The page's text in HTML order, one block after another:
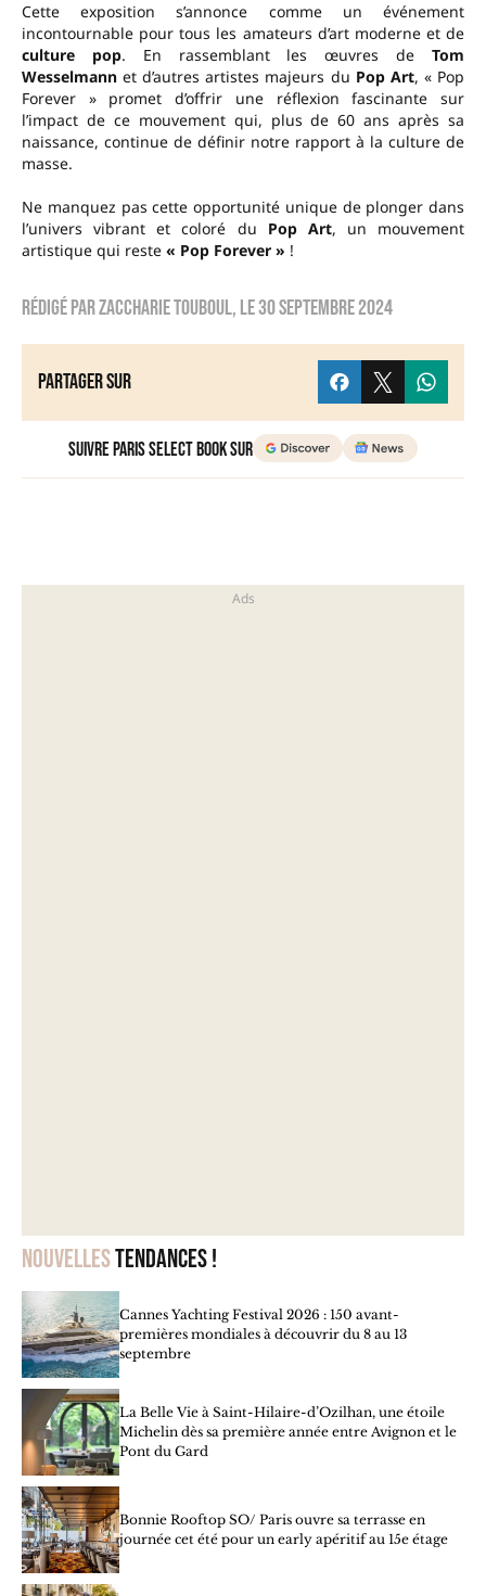
Nouvellestendances !
Cannes Yachting Festival 2026 : 150 avant-
premières mondiales à découvrir du 8 au 13
septembre
La Belle Vie à Saint-Hilaire-d’Ozilhan, une étoile
Michelin dès sa première année entre Avignon et le
Pont du Gard
Bonnie Rooftop SO/ Paris ouvre sa terrasse en
journée cet été pour un early apéritif au 15e étage
Cette exposition s’annonce comme un événement
incontournable pour tous les amateurs d’art moderne et de
culture pop. En rassemblant les œuvres deTom
Wesselmann et d’autres artistes majeurs du Pop Art, « Pop
Forever » promet d’offrir une réflexion fascinante sur
l’impact de ce mouvement qui, plus de 60 ans après sa
naissance, continue de définir notre rapport à la culture de
masse.
Ne manquez pas cette opportunité unique de plonger dans
l’univers vibrant et coloré du Pop Art, un mouvement
artistique qui reste « Pop Forever » !
Rédigé parZaccharie TOUBOUL, le30 septembre 2024
Partager sur
Suivre Paris Select Book sur